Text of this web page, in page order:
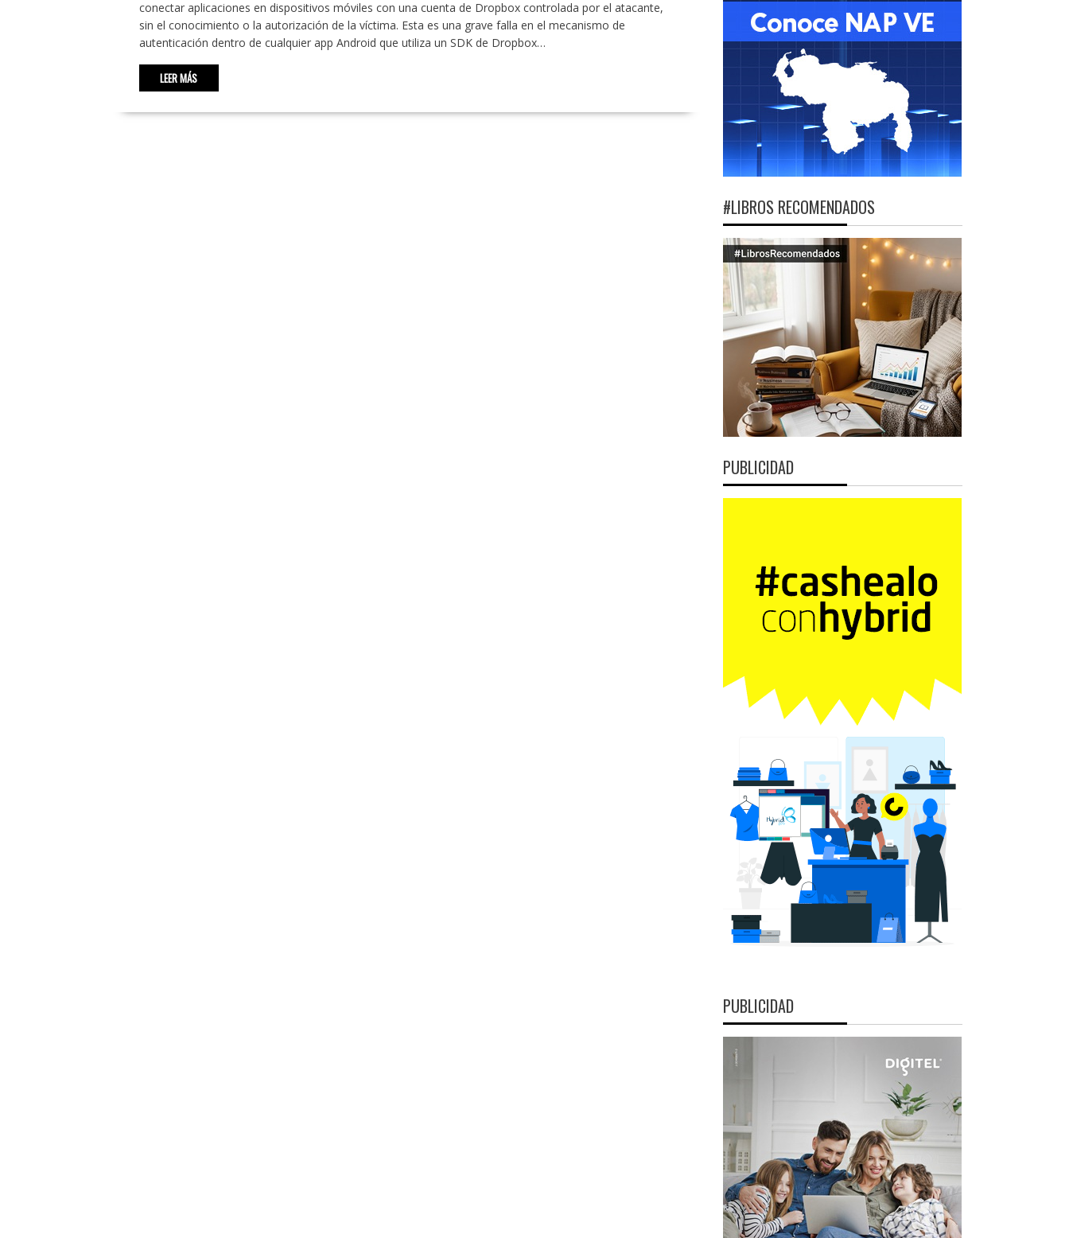
conectar aplicaciones en dispositivos móviles con una cuenta de Dropbox controlada por el atacante,
sin el conocimiento o la autorización de la víctima. Esta es una grave falla en el mecanismo de
autenticación dentro de cualquier app Android que utiliza un SDK de Dropbox…
LEER MÁS
#LIBROS RECOMENDADOS
PUBLICIDAD
PUBLICIDAD